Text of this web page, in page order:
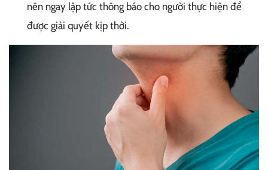
nên ngay lập tức thông báo cho người thực hiện để
được giải quyết kịp thời.